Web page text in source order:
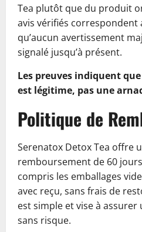
Tea plutôt que du produit
avis vérifiés correspondent
qu’aucun avertissement
signalé jusqu’à présent.
Les preuves indiquent
est légitime, pas une
Politique de
Serenatox Detox Tea offre
remboursement de 60
compris les emballages
avec reçu, sans frais de
est simple et vise à assurer
sans risque.